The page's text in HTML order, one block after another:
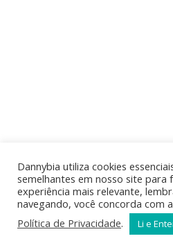
Dannybia utiliza cookies
semelhantes em nosso site para
experiência mais relevante,
navegando, você concorda com
Política de Privacidade. Li e